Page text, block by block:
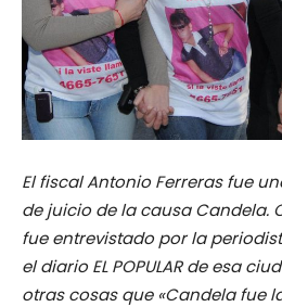
El fiscal Antonio Ferreras fue
de juicio de la causa Candela.
fue entrevistado por la
el diario EL POPULAR de esa
otras cosas que «Candela fue